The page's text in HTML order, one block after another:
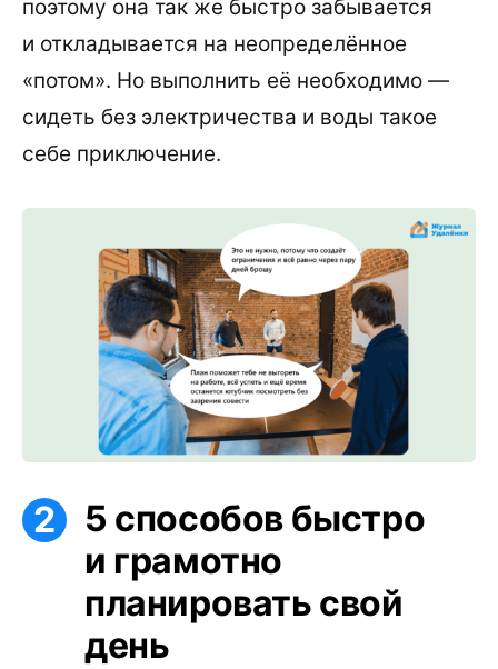
поэтому она так же быстро забывается
и откладывается на неопределённое
«потом». Но выполнить её необходимо —
сидеть без электричества и воды такое
себе приключение.
5 способов быстро
и грамотно
планировать свой
день